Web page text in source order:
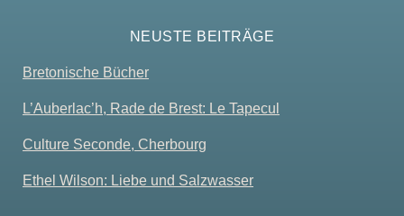
NEUSTE BEITRÄGE
Bretonische Bücher
L’Auberlac’h, Rade de Brest: Le Tapecul
Culture Seconde, Cherbourg
Ethel Wilson: Liebe und Salzwasser